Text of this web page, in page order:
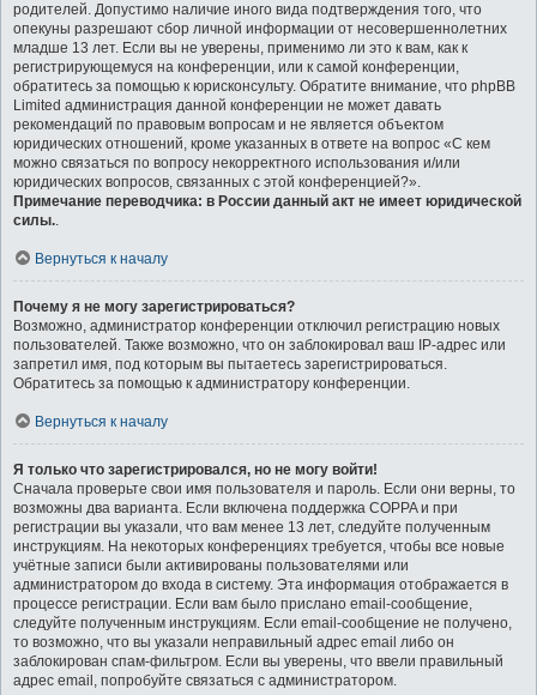
родителей. Допустимо наличие иного вида подтверждения того, что
опекуны разрешают сбор личной информации от несовершеннолетних
младше 13 лет. Если вы не уверены, применимо ли это к вам, как к
регистрирующемуся на конференции, или к самой конференции,
обратитесь за помощью к юрисконсульту. Обратите внимание, что phpBB
Limited администрация данной конференции не может давать
рекомендаций по правовым вопросам и не является объектом
юридических отношений, кроме указанных в ответе на вопрос «С кем
можно связаться по вопросу некорректного использования и/или
юридических вопросов, связанных с этой конференцией?».
Примечание переводчика: в России данный акт не имеет юридической
силы..
Вернуться к началу
Почему я не могу зарегистрироваться?
Возможно, администратор конференции отключил регистрацию новых
пользователей. Также возможно, что он заблокировал ваш IP-адрес или
запретил имя, под которым вы пытаетесь зарегистрироваться.
Обратитесь за помощью к администратору конференции.
Вернуться к началу
Я только что зарегистрировался, но не могу войти!
Сначала проверьте свои имя пользователя и пароль. Если они верны, то
возможны два варианта. Если включена поддержка COPPA и при
регистрации вы указали, что вам менее 13 лет, следуйте полученным
инструкциям. На некоторых конференциях требуется, чтобы все новые
учётные записи были активированы пользователями или
администратором до входа в систему. Эта информация отображается в
процессе регистрации. Если вам было прислано email-сообщение,
следуйте полученным инструкциям. Если email-сообщение не получено,
то возможно, что вы указали неправильный адрес email либо он
заблокирован спам-фильтром. Если вы уверены, что ввели правильный
адрес email, попробуйте связаться с администратором.